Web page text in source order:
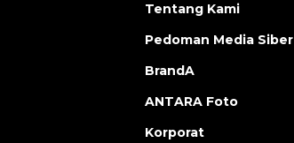
Tentang Kami
Pedoman Media Siber
BrandA
ANTARA Foto
Korporat